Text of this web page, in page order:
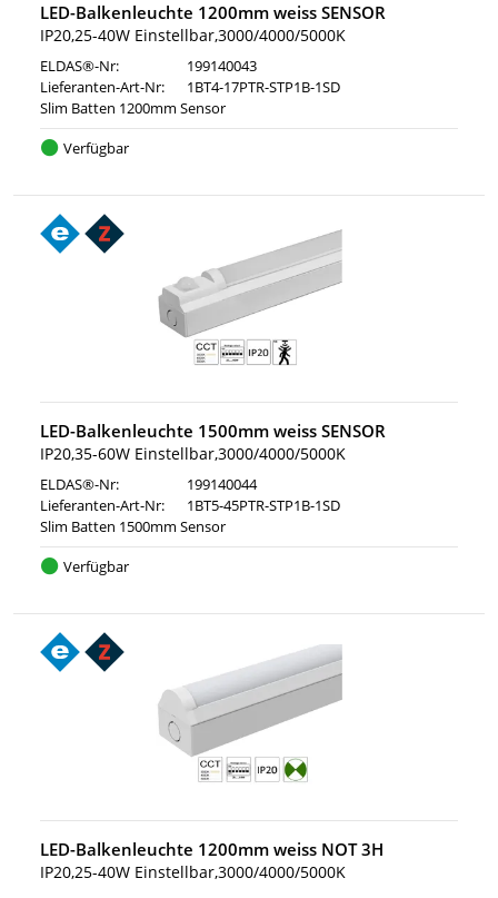
LED-Balkenleuchte 1200mm weiss SENSOR
IP20,25-40W Einstellbar,3000/4000/5000K
ELDAS®-Nr:
199140043
Lieferanten-Art-Nr:
1BT4-17PTR-STP1B-1SD
Slim Batten 1200mm Sensor
Verfügbar
LED-Balkenleuchte 1500mm weiss SENSOR
IP20,35-60W Einstellbar,3000/4000/5000K
ELDAS®-Nr:
199140044
Lieferanten-Art-Nr:
1BT5-45PTR-STP1B-1SD
Slim Batten 1500mm Sensor
Verfügbar
LED-Balkenleuchte 1200mm weiss NOT 3H
IP20,25-40W Einstellbar,3000/4000/5000K